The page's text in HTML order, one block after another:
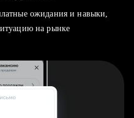
ожидания и навыки,
на рынке